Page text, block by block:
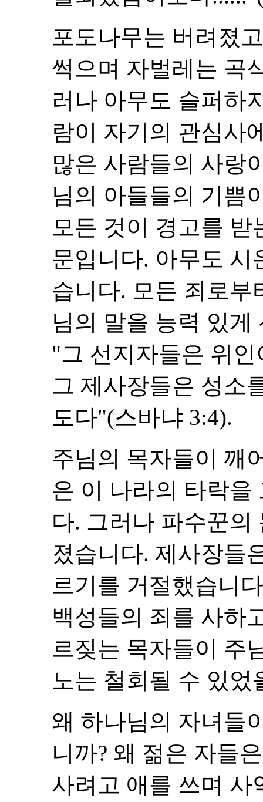
포도나무는 버려졌
썩으며 자벌레는 곡
러나 아무도 슬퍼하
람이 자기의 관심사
많은 사람들의 사랑
님의 아들들의 기쁨
모든 것이 경고를
문입니다. 아무도 시
습니다. 모든 죄로부
님의 말을 능력 있
"그 선지자들은 위
그 제사장들은 성소
도다"(스바냐 3:4).
주님의 목자들이 깨
은 이 나라의 타락을
다. 그러나 파수꾼의
졌습니다. 제사장들
르기를 거절했습니
백성들의 죄를 사하
르짖는 목자들이 주
노는 철회될 수 있었
왜 하나님의 자녀들
니까? 왜 젊은 자들
사려고 애를 쓰며 사